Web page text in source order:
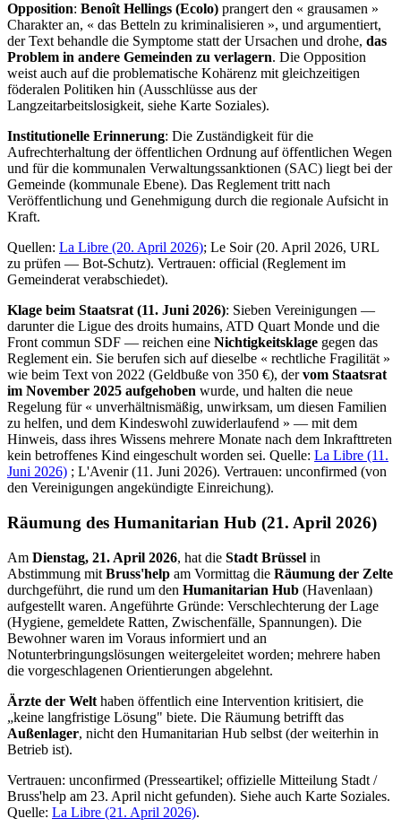
Opposition: Benoît Hellings (Ecolo) prangert den « grausamen »
Charakter an, « das Betteln zu kriminalisieren », und argumentiert,
der Text behandle die Symptome statt der Ursachen und drohe, das
Problem in andere Gemeinden zu verlagern. Die Opposition
weist auch auf die problematische Kohärenz mit gleichzeitigen
föderalen Politiken hin (Ausschlüsse aus der
Langzeitarbeitslosigkeit, siehe Karte Soziales).
Institutionelle Erinnerung: Die Zuständigkeit für die
Aufrechterhaltung der öffentlichen Ordnung auf öffentlichen Wegen
und für die kommunalen Verwaltungssanktionen (SAC) liegt bei der
Gemeinde (kommunale Ebene). Das Reglement tritt nach
Veröffentlichung und Genehmigung durch die regionale Aufsicht in
Kraft.
Quellen: La Libre (20. April 2026); Le Soir (20. April 2026, URL
zu prüfen — Bot-Schutz). Vertrauen: official (Reglement im
Gemeinderat verabschiedet).
Klage beim Staatsrat (11. Juni 2026): Sieben Vereinigungen —
darunter die Ligue des droits humains, ATD Quart Monde und die
Front commun SDF — reichen eine Nichtigkeitsklage gegen das
Reglement ein. Sie berufen sich auf dieselbe « rechtliche Fragilität »
wie beim Text von 2022 (Geldbuße von 350 €), dervom Staatsrat
im November 2025 aufgehoben wurde, und halten die neue
Regelung für « unverhältnismäßig, unwirksam, um diesen Familien
zu helfen, und dem Kindeswohl zuwiderlaufend » — mit dem
Hinweis, dass ihres Wissens mehrere Monate nach dem Inkrafttreten
kein betroffenes Kind eingeschult worden sei. Quelle: La Libre (11.
Juni 2026) ; L'Avenir (11. Juni 2026). Vertrauen: unconfirmed (von
den Vereinigungen angekündigte Einreichung).
Räumung des Humanitarian Hub (21. April 2026)
Am Dienstag, 21. April 2026, hat die Stadt Brüssel in
Abstimmung mit Bruss'help am Vormittag die Räumung der Zelte
durchgeführt, die rund um den Humanitarian Hub (Havenlaan)
aufgestellt waren. Angeführte Gründe: Verschlechterung der Lage
(Hygiene, gemeldete Ratten, Zwischenfälle, Spannungen). Die
Bewohner waren im Voraus informiert und an
Notunterbringungslösungen weitergeleitet worden; mehrere haben
die vorgeschlagenen Orientierungen abgelehnt.
Ärzte der Welt haben öffentlich eine Intervention kritisiert, die
„keine langfristige Lösung" biete. Die Räumung betrifft das
Außenlager, nicht den Humanitarian Hub selbst (der weiterhin in
Betrieb ist).
Vertrauen: unconfirmed (Presseartikel; offizielle Mitteilung Stadt /
Bruss'help am 23. April nicht gefunden). Siehe auch Karte Soziales.
Quelle: La Libre (21. April 2026).